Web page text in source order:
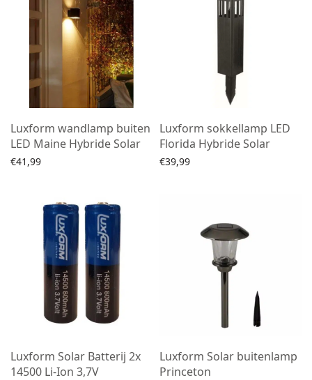
Luxform wandlamp buiten
LED Maine Hybride Solar
€41,99
Luxform sokkellamp LED
Florida Hybride Solar
€39,99
Luxform Solar Batterij 2x
14500 Li-Ion 3,7V
Luxform Solar buitenlamp
Princeton